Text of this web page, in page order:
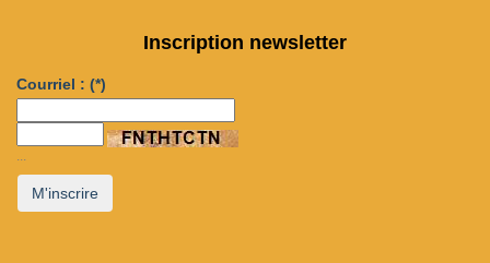
Inscription newsletter
Courriel : (*)
...
M'inscrire